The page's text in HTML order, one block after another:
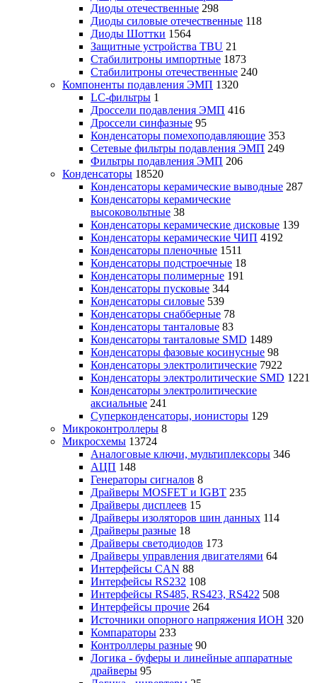
Диоды отечественные 298
Диоды силовые отечественные 118
Диоды Шоттки 1564
Защитные устройства TBU 21
Стабилитроны импортные 1873
Стабилитроны отечественные 240
Компоненты подавления ЭМП 1320
LC-фильтры 1
Дроссели подавления ЭМП 416
Дроссели синфазные 95
Конденсаторы помехоподавляющие 353
Сетевые фильтры подавления ЭМП 249
Фильтры подавления ЭМП 206
Конденсаторы 18520
Конденсаторы керамические выводные 287
Конденсаторы керамические
высоковольтные 38
Конденсаторы керамические дисковые 139
Конденсаторы керамические ЧИП 4192
Конденсаторы пленочные 1511
Конденсаторы подстроечные 18
Конденсаторы полимерные 191
Конденсаторы пусковые 344
Конденсаторы силовые 539
Конденсаторы снабберные 78
Конденсаторы танталовые 83
Конденсаторы танталовые SMD 1489
Конденсаторы фазовые косинусные 98
Конденсаторы электролитические 7922
Конденсаторы электролитические SMD 1221
Конденсаторы электролитические
аксиальные 241
Суперконденсаторы, ионисторы 129
Микроконтроллеры 8
Микросхемы 13724
Аналоговые ключи, мультиплексоры 346
АЦП 148
Генераторы сигналов 8
Драйверы MOSFET и IGBT 235
Драйверы дисплеев 15
Драйверы изоляторов шин данных 114
Драйверы разные 18
Драйверы светодиодов 173
Драйверы управления двигателями 64
Интерфейсы CAN 88
Интерфейсы RS232 108
Интерфейсы RS485, RS423, RS422 508
Интерфейсы прочие 264
Источники опорного напряжения ИОН 320
Компараторы 233
Контроллеры разные 90
Логика - буферы и линейные аппаратные
драйверы 95